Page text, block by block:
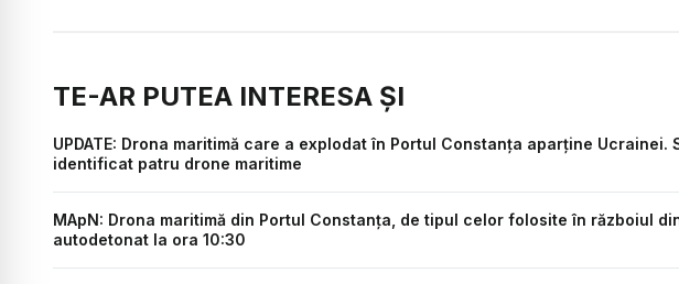
TE-AR PUTEA INTERESA ȘI
UPDATE: Drona maritimă care a explodat în Portul Constanța aparține Ucrainei.
identificat patru drone maritime
MApN: Drona maritimă din Portul Constanța, de tipul celor folosite în războiul
autodetonat la ora 10:30